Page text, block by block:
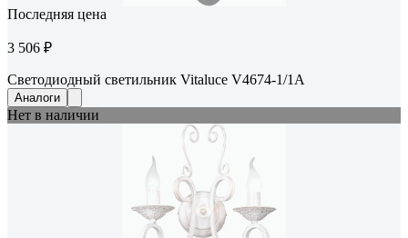
Последняя цена
3 506 ₽
Светодиодный светильник Vitaluce V4674-1/1A
Аналоги
Нет в наличии